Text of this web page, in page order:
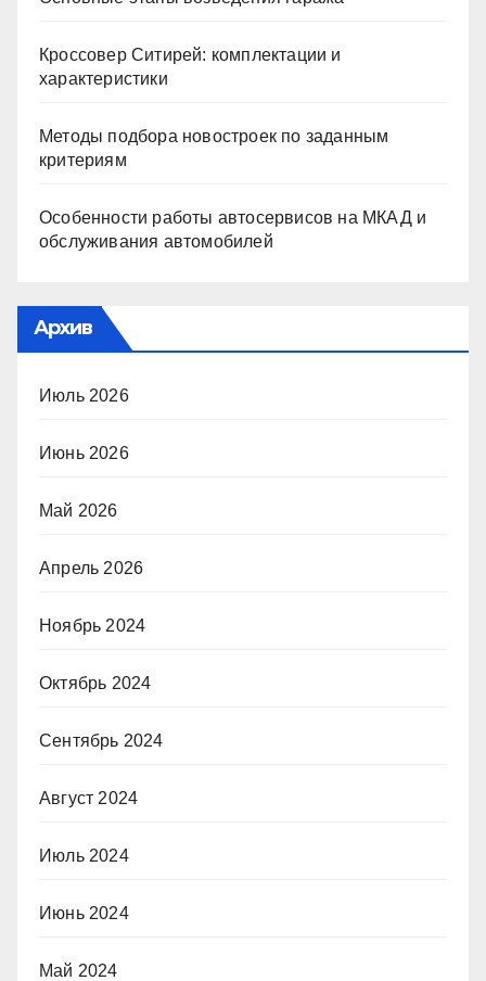
Кроссовер Ситирей: комплектации и
характеристики
Методы подбора новостроек по заданным
критериям
Особенности работы автосервисов на МКАД и
обслуживания автомобилей
Архив
Июль 2026
Июнь 2026
Май 2026
Апрель 2026
Ноябрь 2024
Октябрь 2024
Сентябрь 2024
Август 2024
Июль 2024
Июнь 2024
Май 2024